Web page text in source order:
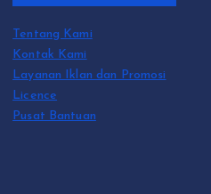
Tentang Kami
Kontak Kami
Layanan Iklan dan Promosi
Licence
Pusat Bantuan